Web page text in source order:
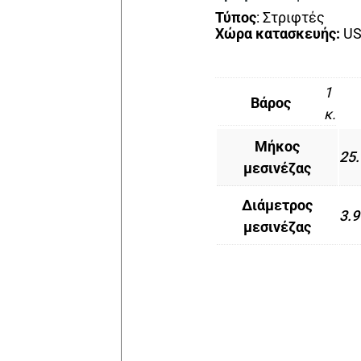
Τύπος: Στριφτές
Χώρα κατασκευής:
Βάρος
1
κ.
Μήκος
μεσινέζας
Διάμετρος
μεσινέζας